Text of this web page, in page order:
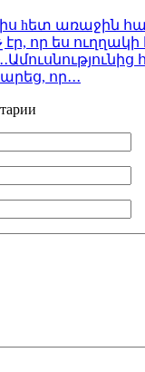
hետ առաջին
էր, որ ես
որ․․․